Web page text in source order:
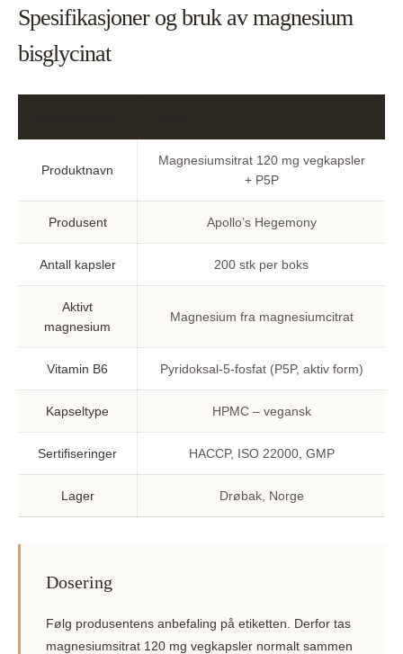
Spesifikasjoner og bruk av magnesium
bisglycinat
Produktnavn
Magnesiumsitrat 120 mg vegkapsler
+ P5P
Produsent Apollo’s Hegemony
Antall kapsler 200 stk per boks
Aktivt
magnesium
Magnesium fra magnesiumcitrat
Vitamin B6 Pyridoksal-5-fosfat (P5P, aktiv form)
Kapseltype HPMC – vegansk
Sertifiseringer HACCP, ISO 22000, GMP
Lager Drøbak, Norge
Dosering
Følg produsentens anbefaling på etiketten. Derfor tas
magnesiumsitrat 120 mg vegkapsler normalt sammen